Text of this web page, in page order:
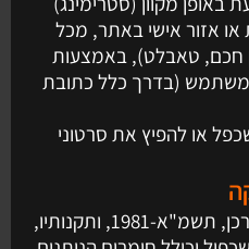
או אזור אישי באתר, מכל
חכם, טאבלט), באמצעות
(בדרך כלל כתובת
או להפיץ את סרטוני
4.1. בהתאם לחוק הגנת הצרכן, תשמ"א-1981, ותקנותיו,